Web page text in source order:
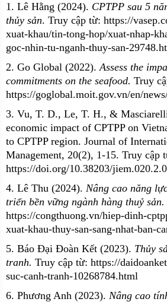
1. Lê Hằng (2024). CPTPP sau 5
thủy sản. Truy cập từ: https://
xuat-khau/tin-tong-hop/xuat-nhap-
goc-nhin-tu-nganh-thuy-san-
2. Go Global (2022).Assess the
commitments on the seafood. Truy
https://goglobal.moit.gov.vn/en/
3. Vu, T. D., Le, T. H., &
economic impact of CPTPP on
to CPTPP region. Journal of
Management, 20(2), 1-15. Truy cập
https://doi.org/10.38203/
4. Lê Thu (2024). Nâng cao năng
triển bền vững ngành hàng thuỷ sản.
https://congthuong.vn/hiep-dinh-
xuat-khau-thuy-san-sang-nhat-ban-
5. Báo Đại Đoàn Kết (2023). Thủy
tranh. Truy cập từ: https://
suc-canh-tranh-10268784.html
6. Phương Anh (2023). Nâng cao